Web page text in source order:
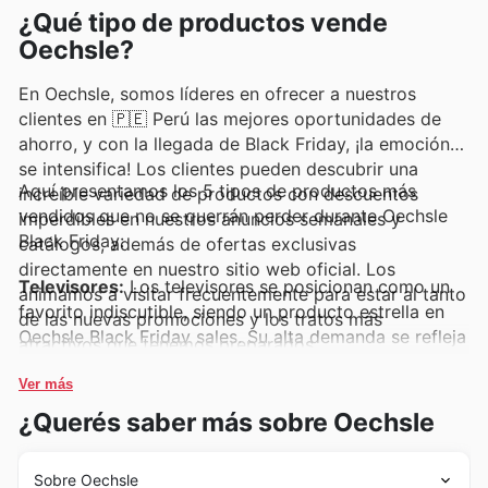
¿Qué tipo de productos vende
Oechsle?
En Oechsle, somos líderes en ofrecer a nuestros
clientes en 🇵🇪 Perú las mejores oportunidades de
ahorro, y con la llegada de Black Friday, ¡la emoción
se intensifica! Los clientes pueden descubrir una
increíble variedad de productos con descuentos
imperdibles en nuestros anuncios semanales y
catálogos, además de ofertas exclusivas
directamente en nuestro sitio web oficial. Los
animamos a visitar frecuentemente para estar al tanto
de las nuevas promociones y los tratos más
atractivos que tenemos preparados.
Aquí presentamos los 5 tipos de productos más
vendidos que no se querrán perder durante Oechsle
Black Friday:
Televisores:Los televisores se posicionan como un
favorito indiscutible, siendo un producto estrella en
Oechsle Black Friday sales. Su alta demanda se refleja
tecnología a precios accesibles, y seguro los
encontrarán destacados en las últimas Oechsle deals
y ofertas.
Smartphones: Los smartphones continúan liderando
Ver más
¿Querés saber más sobre Oechsle
Sobre Oechsle